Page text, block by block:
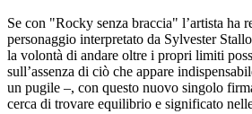
Se con "Rocky senza braccia" l’artista ha
personaggio interpretato da Sylvester
la volontà di andare oltre i propri limiti
sull’assenza di ciò che appare
un pugile –, con questo nuovo singolo
cerca di trovare equilibrio e significato